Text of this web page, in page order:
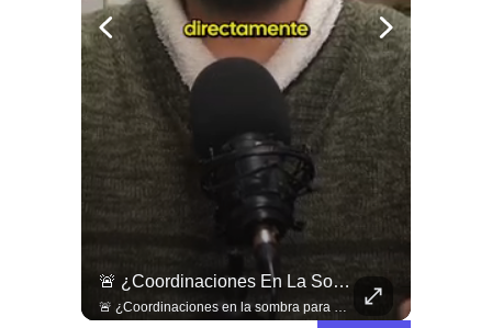
🚨 ¿Coordinaciones En La Sombra Para Blindar Una Candidatura Presidencial?
🚨 ¿Coordinaciones en la sombra para blindar una candidatura presidencial? Nuevos chats salpican a Andrés Chadwick. 🇨🇱⚖️ Mensajes incautados por la Fiscalía revelan que el exministro operó junto a Luis Hermosilla para preparar a testigos clave en la causa por coimas de LAN en 2009. Las conversaciones desmienten la versión de Chadwick sobre haberse enterado del caso por la prensa, exponiendo una estrategia judicial y comunicacional para evitar que el escándalo de información privilegiada y pagos indebidos afectara la carrera de Sebastián Piñera a La Moneda. 📲💣 🎥 Revisa el desglose completo de los chats y los detalles del reportaje en elciudadano.com 🔗 (Link en la biografía). ¿Qué impacto crees que tienen estas revelaciones en la trastienda del poder político? Te leemos en los comentarios. 💬👇🏼